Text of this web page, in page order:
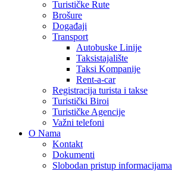
Turističke Rute
Brošure
Događaji
Transport
Autobuske Linije
Taksistajalište
Taksi Kompanije
Rent-a-car
Registracija turista i takse
Turistički Biroi
Turističke Agencije
Važni telefoni
O Nama
Kontakt
Dokumenti
Slobodan pristup informacijama